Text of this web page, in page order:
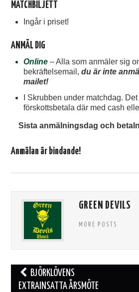
MATCHBILJETT
Ingår i priset!
ANMÄL DIG
Online – Alla som anmäler sig
bekräftelsemail,du är inte
mailet!
I Skrubben under matchdag.
förskottsbetala där med cash
Sista anmälningsdag och
Anmälan är bindande!
GREEN DEVILS
MORE POSTS
Inläggsnavigering
BJÖRKLÖVENS
EXTRAINSATTA ÅRSMÖTE